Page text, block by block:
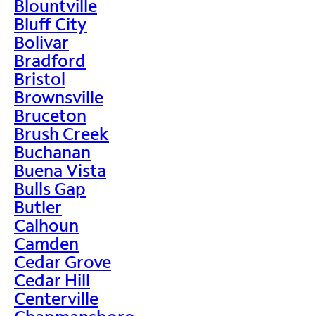
Blountville
Bluff City
Bolivar
Bradford
Bristol
Brownsville
Bruceton
Brush Creek
Buchanan
Buena Vista
Bulls Gap
Butler
Calhoun
Camden
Cedar Grove
Cedar Hill
Centerville